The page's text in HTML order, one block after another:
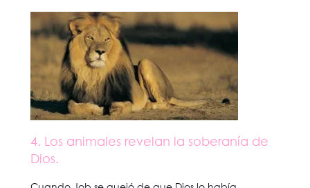
4. Los animales revelan la soberanía de
Dios.